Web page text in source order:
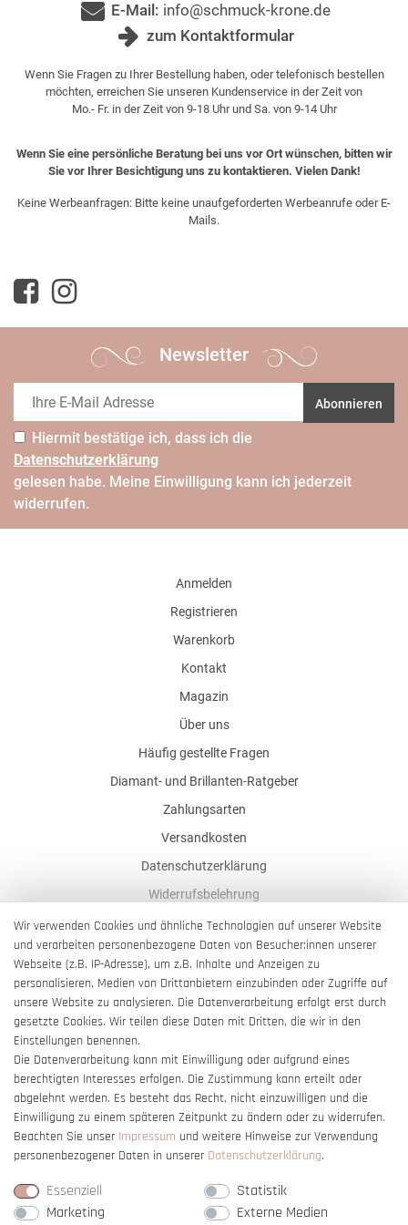
E-Mail: info@schmuck-krone.de
zum Kontaktformular
Wenn Sie Fragen zu Ihrer Bestellung haben, oder telefonisch bestellen
möchten, erreichen Sie unseren Kundenservice in der Zeit von
Mo.- Fr. in der Zeit von 9-18 Uhr und Sa. von 9-14 Uhr
Wenn Sie eine persönliche Beratung bei uns vor Ort wünschen, bitten wir
Sie vor Ihrer Besichtigung uns zu kontaktieren. Vielen Dank!
Keine Werbeanfragen: Bitte keine unaufgeforderten Werbeanrufe oder E-
Mails.
Newsletter
Abonnieren
Hiermit bestätige ich, dass ich die
Daten­schutz­erklärung
gelesen habe. Meine Einwilligung kann ich jederzeit
widerrufen.
Anmelden
Registrieren
Warenkorb
Kontakt
Magazin
Über uns
Häufig gestellte Fragen
Diamant- und Brillanten-Ratgeber
Zahlungsarten
Versandkosten
Datenschutzerklärung
Widerrufsbelehrung
AGB
Impressum
Barrierefreiheitserklärung
Vertrag widerrufen
Wir verwenden Cookies und ähnliche Technologien auf unserer Website
und verarbeiten personenbezogene Daten von Besucher:innen unserer
Webseite (z.B. IP-Adresse), um z.B. Inhalte und Anzeigen zu
personalisieren, Medien von Drittanbietern einzubinden oder Zugriffe auf
unsere Website zu analysieren. Die Datenverarbeitung erfolgt erst durch
gesetzte Cookies. Wir teilen diese Daten mit Dritten, die wir in den
Einstellungen benennen.
Die Datenverarbeitung kann mit Einwilligung oder aufgrund eines
berechtigten Interesses erfolgen. Die Zustimmung kann erteilt oder
abgelehnt werden. Es besteht das Recht, nicht einzuwilligen und die
Einwilligung zu einem späteren Zeitpunkt zu ändern oder zu widerrufen.
Beachten Sie unser Impressum und weitere Hinweise zur Verwendung
personenbezogener Daten in unserer Daten­schutz­erklärung.
Essenziell
Statistik
Marketing
Externe Medien